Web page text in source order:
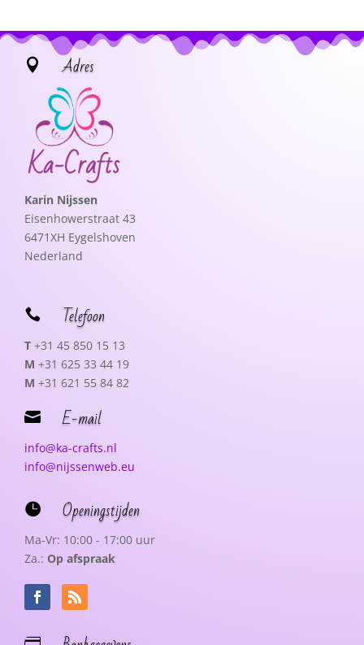
 Adres
Karin Nijssen
Eisenhowerstraat 43
6471XH Eygelshoven
Nederland
 Telefoon
T +31 45 850 15 13
M +31 625 33 44 19
M +31 621 55 84 82
 E-mail
info@ka-crafts.nl
info@nijssenweb.eu
 Openingstijden
Ma-Vr: 10:00 - 17:00 uur
Za.: Op afspraak